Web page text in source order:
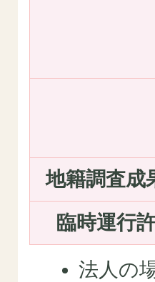
地籍調査成
臨時運行
法人の